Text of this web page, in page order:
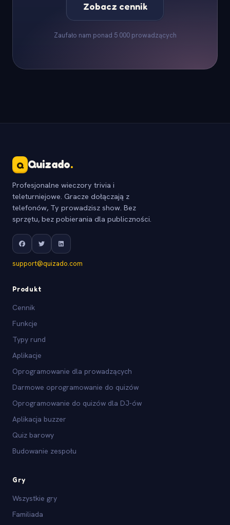
Zobacz cennik
Zaufało nam ponad 5 000 prowadzących
Q Quizado.
Profesjonalne wieczory trivia i
teleturniejowe. Gracze dołączają z
telefonów, Ty prowadzisz show. Bez
sprzętu, bez pobierania dla publiczności.
support@quizado.com
Produkt
Cennik
Funkcje
Typy rund
Aplikacje
Oprogramowanie dla prowadzących
Darmowe oprogramowanie do quizów
Oprogramowanie do quizów dla DJ-ów
Aplikacja buzzer
Quiz barowy
Budowanie zespołu
Gry
Wszystkie gry
Familiada